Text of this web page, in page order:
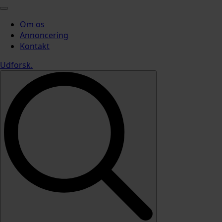
Om os
Annoncering
Kontakt
Udforsk.